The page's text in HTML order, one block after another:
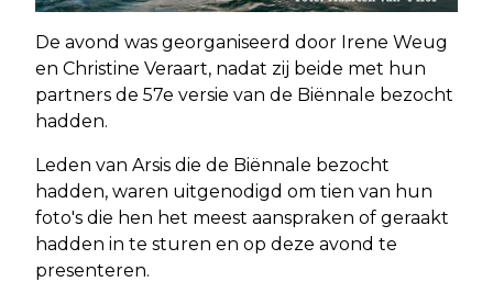
De avond was georganiseerd door Irene Weug
en Christine Veraart, nadat zij beide met hun
partners de 57e versie van de Biënnale bezocht
hadden.
Leden van Arsis die de Biënnale bezocht
hadden, waren uitgenodigd om tien van hun
foto's die hen het meest aanspraken of geraakt
hadden in te sturen en op deze avond te
presenteren.